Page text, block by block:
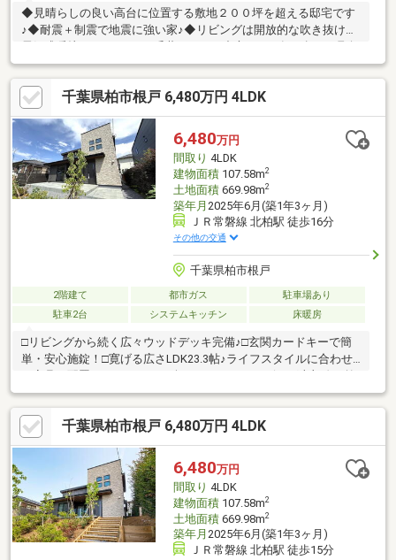
◆見晴らしの良い高台に位置する敷地２００坪を超える邸宅です
♪◆耐震＋制震で地震に強い家♪◆リビングは開放的な吹き抜けや
い物件／◆スマートプラス松戸では幅広いエリアで豊富な物件を
ご紹介可能♪◆お客様のご希望に沿うお住まいも弊社ならきっと
見つかります！＼住宅ローンならお任せください！最適な金融機
関をご紹介いたします♪／◆借入がある・転職したて・過去に金
融事故があった・他社様でダメだった・・・◆スマートプラス松
戸にぜひ一度ご相談ください！通過実績多数ございます♪
千葉県柏市根戸 6,480万円 4LDK
6,480万円
間取り 4LDK
建物面積107.58m2
土地面積669.98m2
築年月 2025年6月(築1年3ヶ月)
ＪＲ常磐線 北柏駅 徒歩16分
その他の交通
千葉県柏市根戸
2階建て 都市ガス
駐車場あり
駐車2台
システムキッチン 床暖房
□リビングから続く広々ウッドデッキ完備♪□玄関カードキーで簡
単・安心施錠！□寛げる広さLDK23.3帖♪ライフスタイルに合わせ
た家具の配置やインテリアが楽しめますね♪□リビング上部吹き抜
けで空間に立体感がうまれます♪□LDKに電気暖炉・ガス温水式床
暖房装備♪□ご家族の笑顔が見える人気の対面キッチン♪□自動でお
風呂の準備が整うオートバス♪【周辺環境】○富勢小学校：徒歩13
分○富勢中学校：徒歩16分○とみせ幼稚園：徒歩7分○根戸保育園：
徒歩10分○マミーマートマミープラス柏根戸店：徒歩7分○セブン
イレブン我孫子根戸店：徒歩10分◯ドラッグセイムス柏根戸店：
徒歩7分
千葉県柏市根戸 6,480万円 4LDK
6,480万円
間取り 4LDK
建物面積107.58m2
土地面積669.98m2
築年月 2025年6月(築1年3ヶ月)
ＪＲ常磐線 北柏駅 徒歩15分